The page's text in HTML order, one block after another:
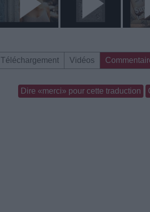
Téléchargement Vidéos
Dire «merci» pour cette traduction